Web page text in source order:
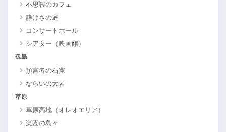
不思議のカフェ
静けさの庭
コンサートホール
シアター（映画館）
孤島
預言者の石窟
ならいの大岩
草原
草原高地（オレオエリア）
楽園の島々